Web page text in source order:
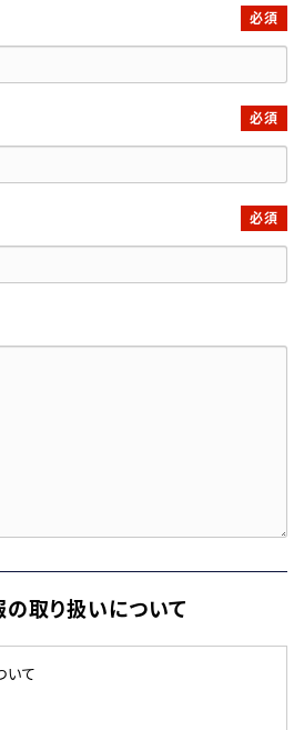
必須
必須
必須
取り扱いについて
いて